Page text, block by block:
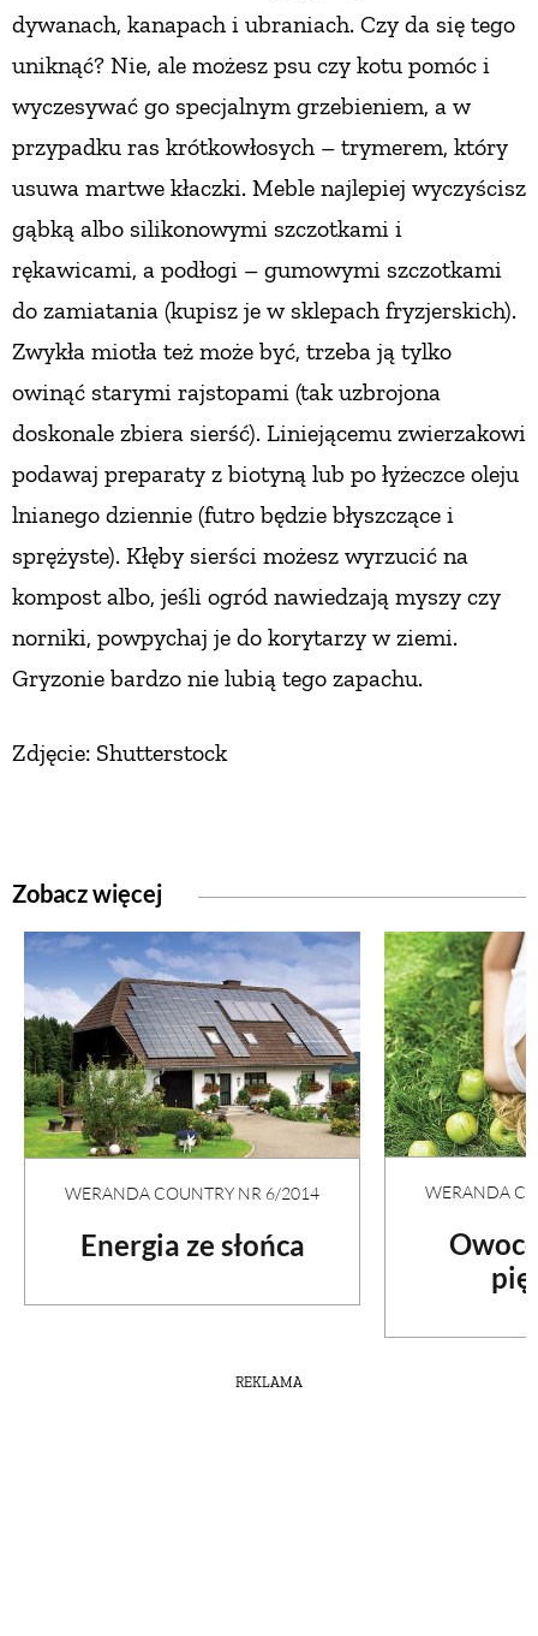
dywanach, kanapach i ubraniach. Czy da się tego
uniknąć? Nie, ale możesz psu czy kotu pomóc i
wyczesywać go specjalnym grzebieniem, a w
przypadku ras krótkowłosych – trymerem, który
usuwa martwe kłaczki. Meble najlepiej wyczyścisz
gąbką albo silikonowymi szczotkami i
rękawicami, a podłogi – gumowymi szczotkami
do zamiatania (kupisz je w sklepach fryzjerskich).
Zwykła miotła też może być, trzeba ją tylko
owinąć starymi rajstopami (tak uzbrojona
doskonale zbiera sierść). Liniejącemu zwierzakowi
podawaj preparaty z biotyną lub po łyżeczce oleju
lnianego dziennie (futro będzie błyszczące i
sprężyste). Kłęby sierści możesz wyrzucić na
kompost albo, jeśli ogród nawiedzają myszy czy
norniki, powpychaj je do korytarzy w ziemi.
Gryzonie bardzo nie lubią tego zapachu.
Zdjęcie: Shutterstock
Zobacz więcej
WERANDA COUNTRY NR 6/2014
Energia ze słońca
WERANDA
REKLAMA